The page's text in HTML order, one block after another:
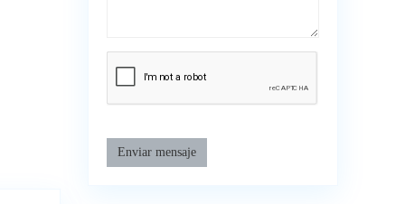
Enviar mensaje